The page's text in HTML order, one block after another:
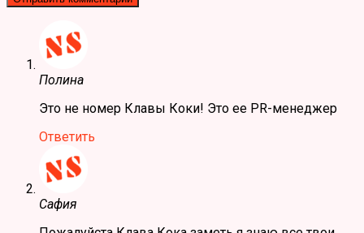
Полина
Это не номер Клавы Коки! Это ее PR-менеджер
Ответить
Сафия